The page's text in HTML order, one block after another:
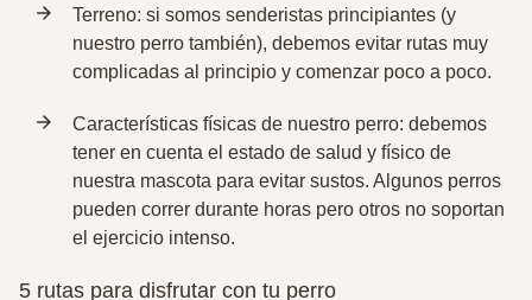
Terreno: si somos senderistas principiantes (y
nuestro perro también), debemos evitar rutas muy
complicadas al principio y comenzar poco a poco.
Características físicas de nuestro perro: debemos
tener en cuenta el estado de salud y físico de
nuestra mascota para evitar sustos. Algunos perros
pueden correr durante horas pero otros no soportan
el ejercicio intenso.
5 rutas para disfrutar con tu perro